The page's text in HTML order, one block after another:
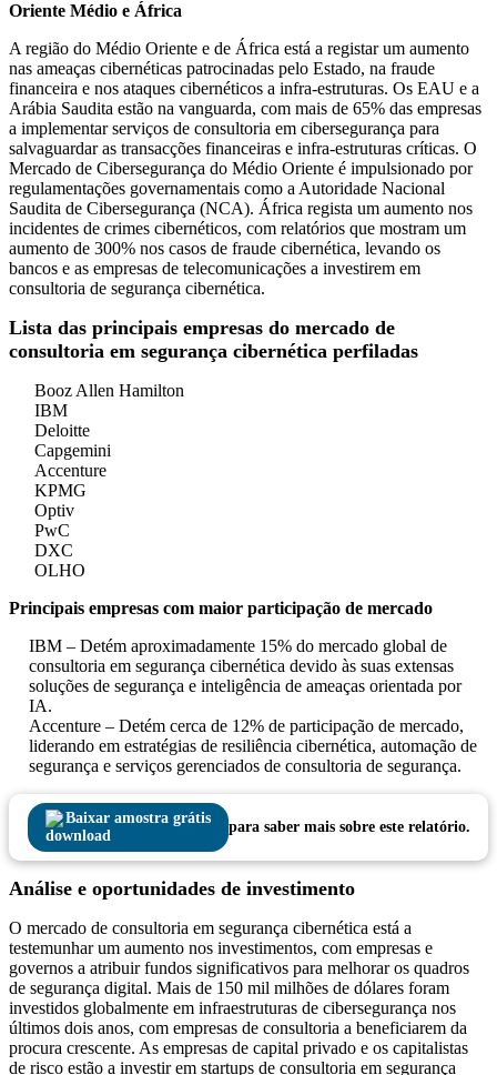
Oriente Médio e África
A região do Médio Oriente e de África está a registar um aumento
nas ameaças cibernéticas patrocinadas pelo Estado, na fraude
financeira e nos ataques cibernéticos a infra-estruturas. Os EAU e a
Arábia Saudita estão na vanguarda, com mais de 65% das empresas
a implementar serviços de consultoria em cibersegurança para
salvaguardar as transacções financeiras e infra-estruturas críticas. O
Mercado de Cibersegurança do Médio Oriente é impulsionado por
regulamentações governamentais como a Autoridade Nacional
Saudita de Cibersegurança (NCA). África regista um aumento nos
incidentes de crimes cibernéticos, com relatórios que mostram um
aumento de 300% nos casos de fraude cibernética, levando os
bancos e as empresas de telecomunicações a investirem em
consultoria de segurança cibernética.
Lista das principais empresas do mercado de
consultoria em segurança cibernética perfiladas
Booz Allen Hamilton
IBM
Deloitte
Capgemini
Accenture
KPMG
Optiv
PwC
DXC
OLHO
Principais empresas com maior participação de mercado
IBM – Detém aproximadamente 15% do mercado global de
consultoria em segurança cibernética devido às suas extensas
soluções de segurança e inteligência de ameaças orientada por
IA.
Accenture – Detém cerca de 12% de participação de mercado,
liderando em estratégias de resiliência cibernética, automação de
segurança e serviços gerenciados de consultoria de segurança.
Baixar amostra grátis
para saber mais sobre este relatório.
Análise e oportunidades de investimento
O mercado de consultoria em segurança cibernética está a
testemunhar um aumento nos investimentos, com empresas e
governos a atribuir fundos significativos para melhorar os quadros
de segurança digital. Mais de 150 mil milhões de dólares foram
investidos globalmente em infraestruturas de cibersegurança nos
últimos dois anos, com empresas de consultoria a beneficiarem da
procura crescente. As empresas de capital privado e os capitalistas
de risco estão a investir em startups de consultoria em segurança